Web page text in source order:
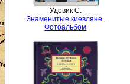
Удовик С.
Знаменитые киевляне.
Фотоальбом